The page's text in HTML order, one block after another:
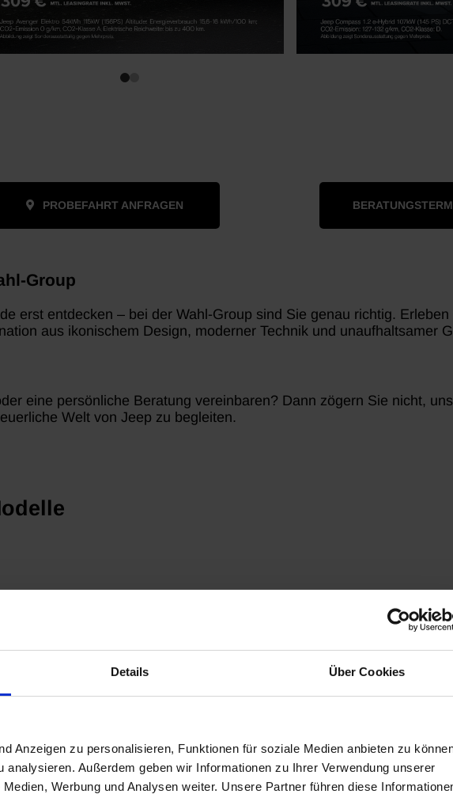
Details Über Cookies
Anzeigen zu personalisieren, Funktionen für soziale Medien anbieten zu
analysieren. Außerdem geben wir Informationen zu Ihrer Verwendung unserer
Werbung und Analysen weiter. Unsere Partner führen diese
PROBEFAHRT ANFRAGEN
Group
erst entdecken – bei der Wahl-Group sind Sie genau richtig.
aus ikonischem Design, moderner Technik und unaufhaltsamer
eine persönliche Beratung vereinbaren? Dann zögern Sie nicht,
Welt von Jeep zu begleiten.